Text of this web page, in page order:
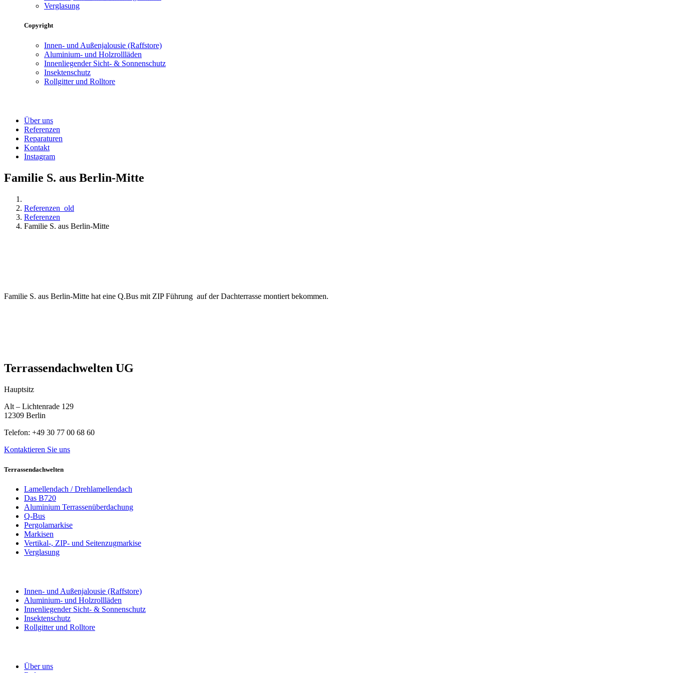
Verglasung
Copyright
Innen- und Außenjalousie (Raffstore)
Aluminium- und Holzrollläden
Innenliegender Sicht- & Sonnenschutz
Insektenschutz
Rollgitter und Rolltore
Über uns
Referenzen
Reparaturen
Kontakt
Instagram
Familie S. aus Berlin-Mitte
Referenzen_old
Referenzen
Familie S. aus Berlin-Mitte
Familie S. aus Berlin-Mitte hat eine Q.Bus mit ZIP Führung auf der Dachterrasse montiert bekommen.
Terrassendachwelten UG
Hauptsitz
Alt – Lichtenrade 129
12309 Berlin
Telefon: +49 30 77 00 68 60
Kontaktieren Sie uns
Terrassendachwelten
Lamellendach / Drehlamellendach
Das B720
Aluminium Terrassenüberdachung
Q-Bus
Pergolamarkise
Markisen
Vertikal-, ZIP- und Seitenzugmarkise
Verglasung
Innen- und Außenjalousie (Raffstore)
Aluminium- und Holzrollläden
Innenliegender Sicht- & Sonnenschutz
Insektenschutz
Rollgitter und Rolltore
Über uns